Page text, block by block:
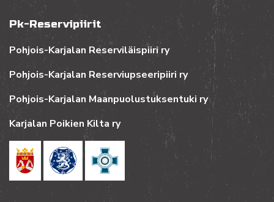
Pk-Reservipiirit
Pohjois-Karjalan Reserviläispiiri ry
Pohjois-Karjalan Reserviupseeripiiri ry
Pohjois-Karjalan Maanpuolustuksentuki ry
Karjalan Poikien Kilta ry